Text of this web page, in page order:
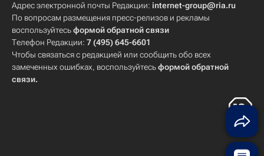
Адрес электронной почты Редакции: internet-group@ria.ru
По вопросам размещения пресс-релизов и рекламы
воспользуйтесьформой обратной связи
Телефон Редакции: 7 (495) 645-6601
Чтобы связаться с редакцией или сообщить обо всех
замеченных ошибках, воспользуйтесьформой обратной
связи.